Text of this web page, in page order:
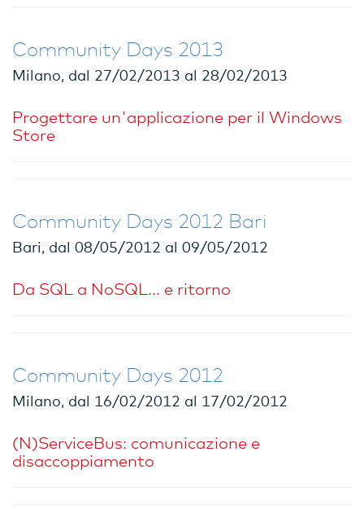
Community Days 2013
Milano, dal 27/02/2013 al 28/02/2013
Progettare un'applicazione per il Windows
Store
Community Days 2012 Bari
Bari, dal 08/05/2012 al 09/05/2012
Da SQL a NoSQL... e ritorno
Community Days 2012
Milano, dal 16/02/2012 al 17/02/2012
(N)ServiceBus: comunicazione e
disaccoppiamento